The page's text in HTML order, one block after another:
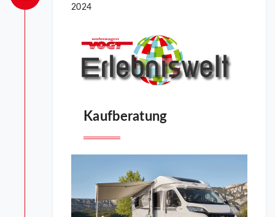
2024
Kaufberatung